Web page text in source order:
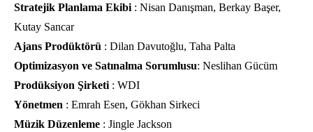
Stratejik Planlama Ekibi : Nisan Danışman, Berkay Başer,
Kutay Sancar
Ajans Prodüktörü : Dilan Davutoğlu, Taha Palta
Optimizasyon ve Satınalma Sorumlusu: Neslihan Gücüm
Prodüksiyon Şirketi : WDI
Yönetmen : Emrah Esen, Gökhan Sirkeci
Müzik Düzenleme : Jingle Jackson